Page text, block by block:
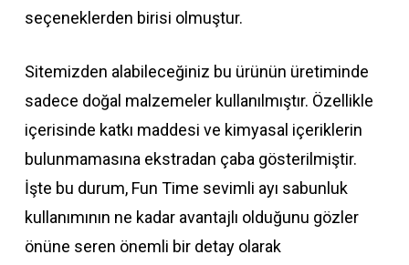
seçeneklerden birisi olmuştur.
Sitemizden alabileceğiniz bu ürünün üretiminde
sadece doğal malzemeler kullanılmıştır. Özellikle
içerisinde katkı maddesi ve kimyasal içeriklerin
bulunmamasına ekstradan çaba gösterilmiştir.
İşte bu durum, Fun Time sevimli ayı sabunluk
kullanımının ne kadar avantajlı olduğunu gözler
önüne seren önemli bir detay olarak